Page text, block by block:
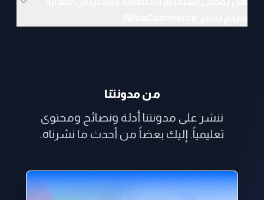
من مدونتنا
ننشر على مدونتنا أدلة ونصائح ومحتوى
تعليمياً. إليك بعضاً من أحدث ما نشرناه.